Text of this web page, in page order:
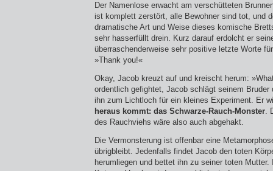
Der Namenlose erwacht am verschütteten
ist komplett zerstört, alle Bewohner sind tot, und
dramatische Art und Weise dieses komische
sehr hasserfüllt drein. Kurz darauf erdolcht er
überraschenderweise sehr positive letzte Worte
»Thank you!«
Okay, Jacob kreuzt auf und kreischt herum:
ordentlich gefightet, Jacob schlägt seinem Bruder
ihn zum Lichtloch für ein kleines Experiment. Er
heraus kommt: das Schwarze-Rauch-Monster.
des Rauchviehs wäre also auch abgehakt.
Die Vermonsterung ist offenbar eine
übrigbleibt. Jedenfalls findet Jacob den toten
herumliegen und bettet ihn zu seiner toten